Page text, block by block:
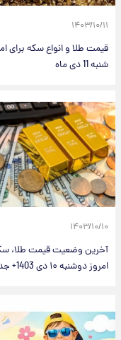
۱۴۰۳/۱۰/۱۱
قیمت طلا و انواع سکه برای
شنبه 11 دی ماه
۱۴۰۳/۱۰/۱۰
آخرین وضعیت قیمت طلا،
امروز دوشنبه ۱۰ دی 1403+ جدول